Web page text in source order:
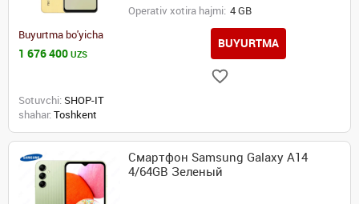
Operativ xotira hajmi: 4 GB
Buyurtma bo'yicha
1 676 400 UZS
BUYURTMA
Sotuvchi: SHOP-IT
shahar: Toshkent
Смартфон Samsung Galaxy A14
4/64GB Зеленый